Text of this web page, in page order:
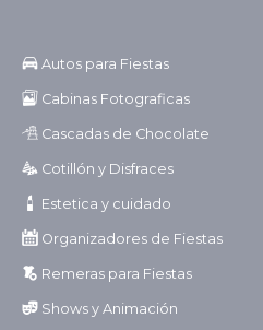
Autos para Fiestas
Cabinas Fotograficas
Cascadas de Chocolate
Cotillón y Disfraces
Estetica y cuidado
Organizadores de Fiestas
Remeras para Fiestas
Shows y Animación